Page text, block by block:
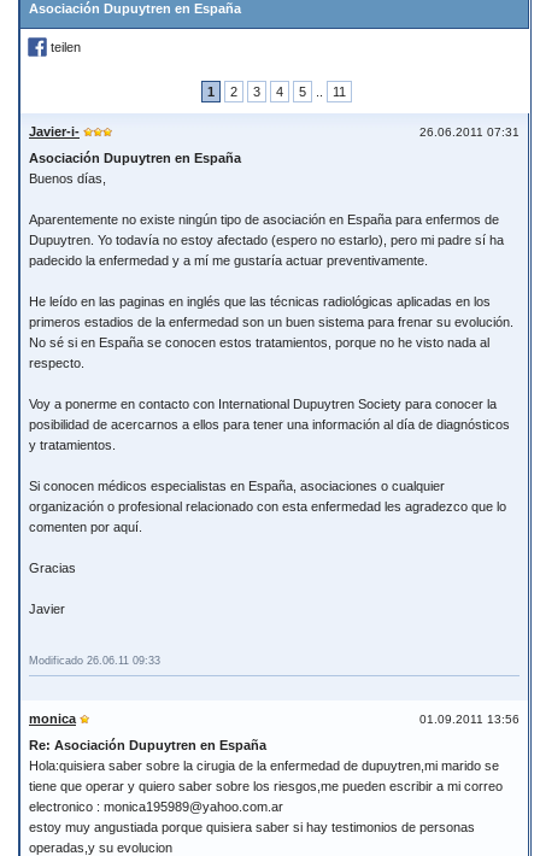
Asociación Dupuytren en España
teilen
1 2 3 4 5 11
26.06.2011 07:31
Javier-i-
Asociación Dupuytren en España
Buenos días,
Aparentemente no existe ningún tipo de asociación en España para enfermos de
Dupuytren. Yo todavía no estoy afectado (espero no estarlo), pero mi padre sí ha
padecido la enfermedad y a mí me gustaría actuar preventivamente.
He leído en las paginas en inglés que las técnicas radiológicas aplicadas en los
primeros estadios de la enfermedad son un buen sistema para frenar su evolución.
No sé si en España se conocen estos tratamientos, porque no he visto nada al
respecto.
Voy a ponerme en contacto con International Dupuytren Society para conocer la
posibilidad de acercarnos a ellos para tener una información al día de diagnósticos
y tratamientos.
Si conocen médicos especialistas en España, asociaciones o cualquier
organización o profesional relacionado con esta enfermedad les agradezco que lo
comenten por aquí.
Gracias
Javier
Modificado 26.06.11 09:33
01.09.2011 13:56
monica
Re: Asociación Dupuytren en España
Hola:quisiera saber sobre la cirugia de la enfermedad de dupuytren,mi marido se
tiene que operar y quiero saber sobre los riesgos,me pueden escribir a mi correo
electronico : monica195989@yahoo.com.ar
estoy muy angustiada porque quisiera saber si hay testimonios de personas
operadas,y su evolucion